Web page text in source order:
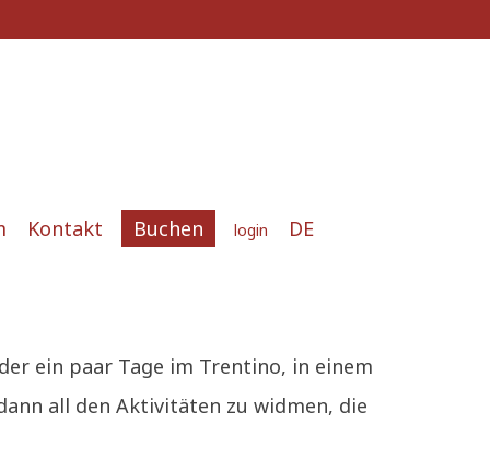
Kontakt Buchen login DE
ein paar Tage im Trentino, in einem
all den Aktivitäten zu widmen, die